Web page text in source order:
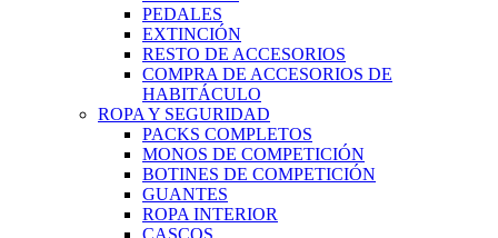
PEDALES
EXTINCIÓN
RESTO DE ACCESORIOS
COMPRA DE ACCESORIOS DE
HABITÁCULO
ROPA Y SEGURIDAD
PACKS COMPLETOS
MONOS DE COMPETICIÓN
BOTINES DE COMPETICIÓN
GUANTES
ROPA INTERIOR
CASCOS